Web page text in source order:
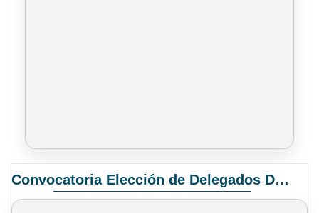
Convocatoria Elección de Delegados Docentes para el XIV Congreso Nacional de Universidades